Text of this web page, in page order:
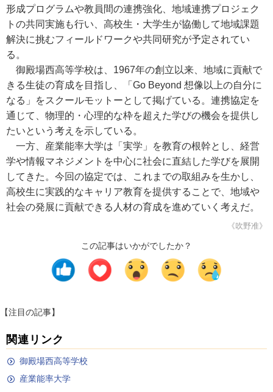
形成プログラムや教員間の連携強化、地域連携プロジェク
トの共同実施も行い、高校生・大学生が協働して地域課題
解決に挑むフィールドワークや共同研究が予定されてい
る。
御殿場西高等学校は、1967年の創立以来、地域に貢献で
きる生徒の育成を目指し、「Go Beyond 想像以上の自分に
なる」をスクールモットーとして掲げている。連携協定を
通じて、物理的・心理的な枠を超えた学びの機会を提供し
たいという考えを示している。
一方、産業能率大学は「実学」を教育の根幹とし、経営
学や情報マネジメントを中心に社会に直結した学びを展開
してきた。今回の協定では、これまでの取組みを生かし、
高校生に実践的なキャリア教育を提供することで、地域や
社会の発展に貢献できる人材の育成を進めていく考えだ。
《吹野准》
この記事はいかがでしたか？
【注目の記事】
関連リンク
御殿場西高等学校
産業能率大学